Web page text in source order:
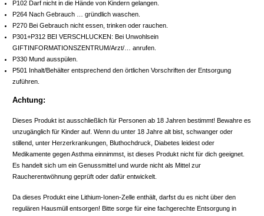
P102 Darf nicht in die Hände von Kindern gelangen.
P264 Nach Gebrauch … gründlich waschen.
P270 Bei Gebrauch nicht essen, trinken oder rauchen.
P301+P312 BEI VERSCHLUCKEN: Bei Unwohlsein
GIFTINFORMATIONSZENTRUM/Arzt/… anrufen.
P330 Mund ausspülen.
P501 Inhalt/Behälter entsprechend den örtlichen Vorschriften der Entsorgung
zuführen.
Achtung:
Dieses Produkt ist ausschließlich für Personen ab 18 Jahren bestimmt! Bewahre es
unzugänglich für Kinder auf. Wenn du unter 18 Jahre alt bist, schwanger oder
stillend, unter Herzerkrankungen, Bluthochdruck, Diabetes leidest oder
Medikamente gegen Asthma einnimmst, ist dieses Produkt nicht für dich geeignet.
Es handelt sich um ein Genussmittel und wurde nicht als Mittel zur
Raucherentwöhnung geprüft oder dafür entwickelt.
Da dieses Produkt eine Lithium-Ionen-Zelle enthält, darfst du es nicht über den
regulären Hausmüll entsorgen! Bitte sorge für eine fachgerechte Entsorgung in